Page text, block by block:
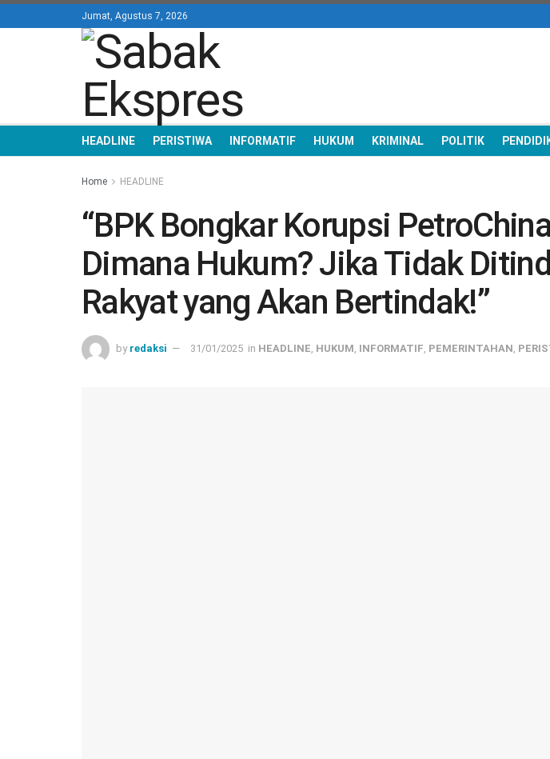
Jumat, Agustus 7, 2026
HEADLINE PERISTIWA INFORMATIF HUKUM KRIMINAL POLITIK
Home HEADLINE
“BPK Bongkar Korupsi
Dimana Hukum? Jika Tidak
Rakyat yang Akan Bertindak!”
by redaksi 31/01/2025 in HEADLINE HUKUM INFORMATIF PEMERINTAHAN